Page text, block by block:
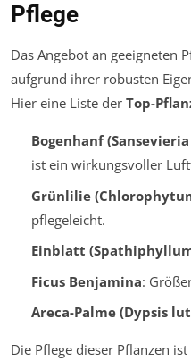
Pflege
Das Angebot an geeigneten
aufgrund ihrer robusten
Hier eine Liste der Top-
Bogenhanf
ist ein wirkungsvoller
Grünlilie
pflegeleicht.
Einblatt
Ficus Benjamina:
Areca-Palme (Dypsis
Die Pflege dieser Pflanzen